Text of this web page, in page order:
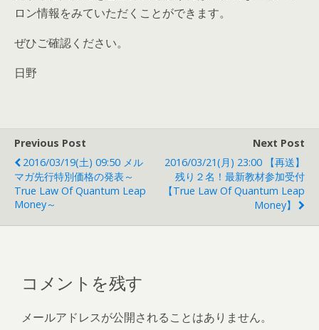
ロン情報をみていただくことができます。
ぜひご確認ください。
日野
Previous Post
2016/03/19(土) 09:50 メル
マガ先行特別価格の発表～
True Law Of Quantum Leap
Money～
Next Post
2016/03/21(月) 23:00 【再送】
残り２名！最新教材参加受付
【True Law Of Quantum Leap
Money】
コメントを残す
メールアドレスが公開されることはありません。